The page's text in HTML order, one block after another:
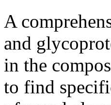
A
and
in the
to find